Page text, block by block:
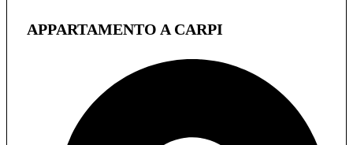
APPARTAMENTO A CARPI